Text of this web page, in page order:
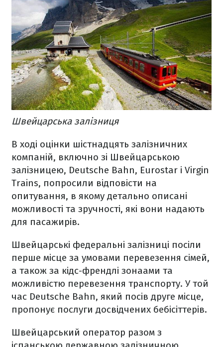
Швейцарська залізниця
В ході оцінки шістнадцять залізничних
компаній, включно зі Швейцарською
залізницею, Deutsche Bahn, Eurostar і Virgin
Trains, попросили відповісти на
опитування, в якому детально описані
можливості та зручності, які вони надають
для пасажирів.
Швейцарські федеральні залізниці посіли
перше місце за умовами перевезення сімей,
а також за кідс-френдлі зонаами та
можливістю перевезення транспорту. У той
час Deutsche Bahn, який посів друге місце,
пропонує послуги досвідчених бебісіттерів.
Швейцарський оператор разом з